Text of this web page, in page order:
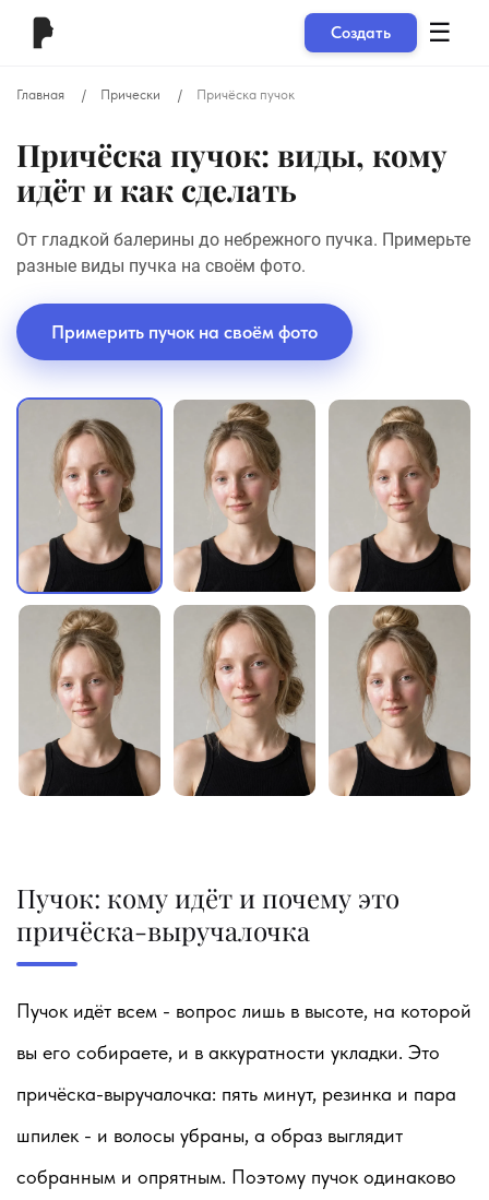
Создать ☰
Главная Прически Причёска пучок
Причёска пучок: виды, кому
идёт и как сделать
От гладкой балерины до небрежного пучка. Примерьте
разные виды пучка на своём фото.
Примерить пучок на своём фото
Пучок: кому идёт и почему это
причёска-выручалочка
Пучок идёт всем - вопрос лишь в высоте, на которой
вы его собираете, и в аккуратности укладки. Это
причёска-выручалочка: пять минут, резинка и пара
шпилек - и волосы убраны, а образ выглядит
собранным и опрятным. Поэтому пучок одинаково